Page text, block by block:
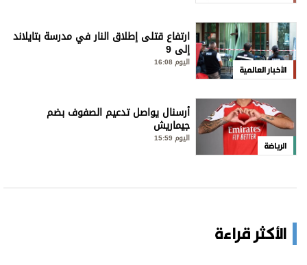
الأخبار العالمية
ارتفاع قتلى إطلاق النار في مدرسة بتايلاند
إلى 9
اليوم 16:08
الرياضة
أرسنال يواصل تدعيم الصفوف بضم
جيماريش
اليوم 15:59
الأكثر قراءة